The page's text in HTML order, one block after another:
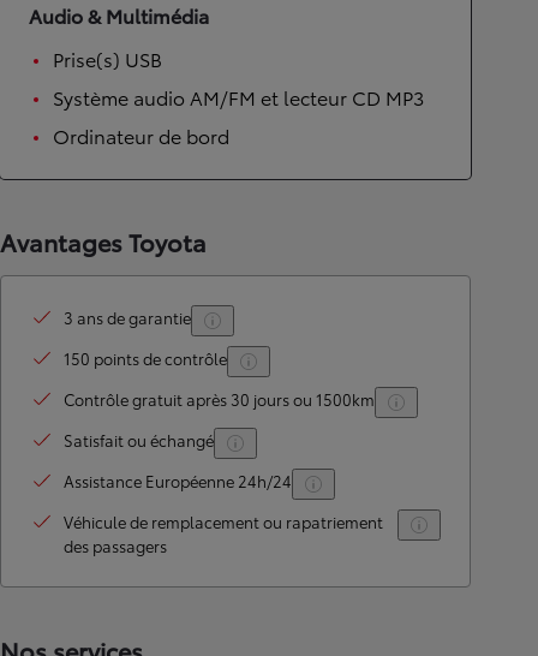
Audio & Multimédia
Prise(s) USB
Système audio AM/FM et lecteur CD MP3
Ordinateur de bord
Avantages Toyota
3 ans de garantie
150 points de contrôle
Contrôle gratuit après 30 jours ou 1500km
Satisfait ou échangé
Assistance Européenne 24h/24
Véhicule de remplacement ou rapatriement
des passagers